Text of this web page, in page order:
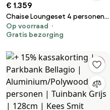
€ 1.359
Chaise Loungeset 4 personen
Rope Wit Santika Furniture
Santika Corniche
Op voorraad
Gratis bezorging